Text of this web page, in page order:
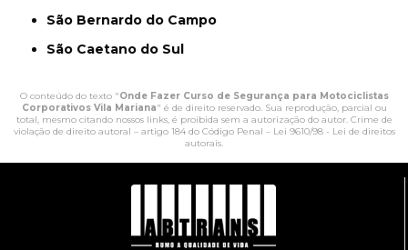
São Bernardo do Campo
São Caetano do Sul
O conteúdo do texto "Onde Fazer Curso de Segurança para Motociclistas
Corporativos Vila Mariana" é de direito reservado. Sua reprodução, parcial ou
total, mesmo citando nossos links, é proibida sem a autorização do autor. Crime de
violação de direito autoral – artigo 184 do Código Penal – Lei 9610/98 - Lei de direitos
autorais.